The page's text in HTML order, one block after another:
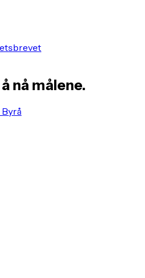
nå målene.